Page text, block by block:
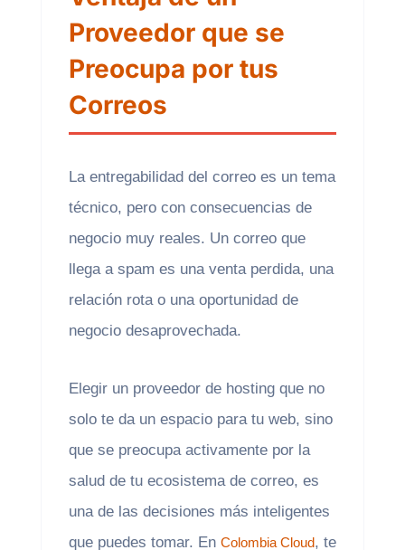
Proveedor que se
Preocupa por tus
Correos
La entregabilidad del correo es un tema
técnico, pero con consecuencias de
negocio muy reales. Un correo que
llega a spam es una venta perdida, una
relación rota o una oportunidad de
negocio desaprovechada.
Elegir un proveedor de hosting que no
solo te da un espacio para tu web, sino
que se preocupa activamente por la
salud de tu ecosistema de correo, es
una de las decisiones más inteligentes
que puedes tomar. En Colombia Cloud, te